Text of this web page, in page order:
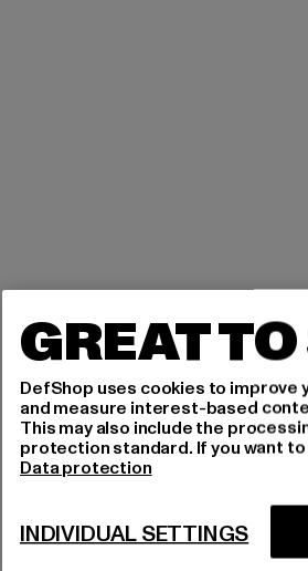
GREAT
DefShop uses cookies to improve
and measure interest-based
This may also include the
protection standard. If you want
Data protection
INDIVIDUAL SETTINGS